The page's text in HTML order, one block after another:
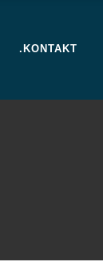
.KONTAKT